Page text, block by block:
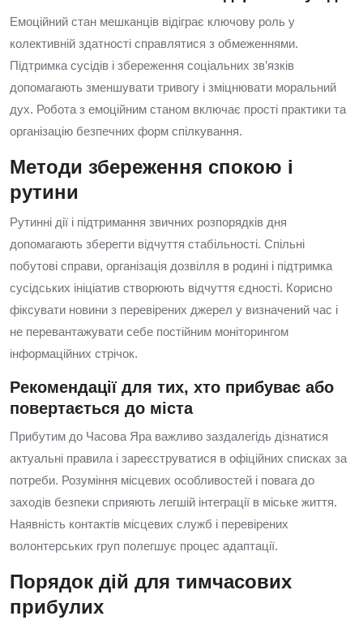
Емоційний стан мешканців відіграє ключову роль у
колективній здатності справлятися з обмеженнями.
Підтримка сусідів і збереження соціальних зв’язків
допомагають зменшувати тривогу і зміцнювати моральний
дух. Робота з емоційним станом включає прості практики та
організацію безпечних форм спілкування.
Методи збереження спокою і
рутини
Рутинні дії і підтримання звичних розпорядків дня
допомагають зберегти відчуття стабільності. Спільні
побутові справи, організація дозвілля в родині і підтримка
сусідських ініціатив створюють відчуття єдності. Корисно
фіксувати новини з перевірених джерел у визначений час і
не перевантажувати себе постійним моніторингом
інформаційних стрічок.
Рекомендації для тих, хто прибуває або
повертається до міста
Прибутим до Часова Яра важливо заздалегідь дізнатися
актуальні правила і зареєструватися в офіційних списках за
потреби. Розуміння місцевих особливостей і повага до
заходів безпеки сприяють легшій інтеграції в міське життя.
Наявність контактів місцевих служб і перевірених
волонтерських груп полегшує процес адаптації.
Порядок дій для тимчасових
прибулих